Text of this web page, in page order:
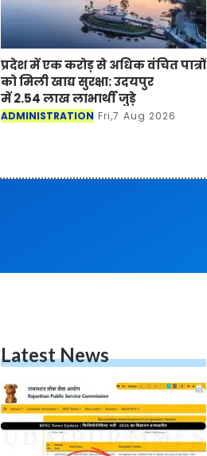
प्रदेश में एक करोड़ से अधिक वंचित पात्रों
को मिली खाद्य सुरक्षा: उदयपुर
में 2.54 लाख लाभार्थी जुड़े
ADMINISTRATION Fri,7 Aug 2026
Latest News